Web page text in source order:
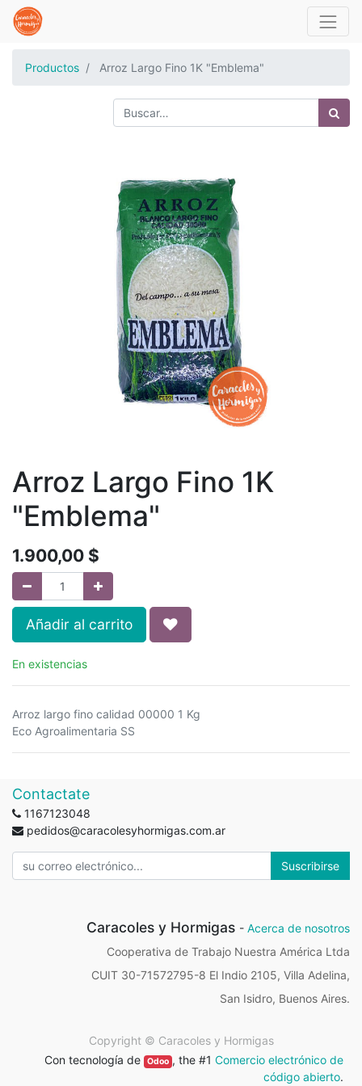
Productos Arroz Largo Fino 1K "Emblema"
Arroz Largo Fino 1K
"Emblema"
1.900,00 $
Añadir al carrito
En existencias
Arroz largo fino calidad 00000 1 Kg
Eco Agroalimentaria SS
Contactate
1167123048
pedidos@caracolesyhormigas.com.ar
Suscribirse
Caracoles y Hormigas - Acerca de nosotros
Cooperativa de Trabajo Nuestra América Ltda
CUIT 30-71572795-8 El Indio 2105, Villa Adelina,
San Isidro, Buenos Aires.
Copyright © Caracoles y Hormigas
Con tecnología de
Odoo , the #1 Comercio electrónico de
código abierto.